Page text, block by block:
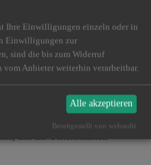
Niveau? Das geht auch als
So gewinnen und
Ihre Einwilligungen einzeln oder in
Einwilligungen zur
sind die bis zum Widerruf
vom Anbieter weiterhin verarbeitbar.
Alle akzeptieren
Bereitgestellt von websedit